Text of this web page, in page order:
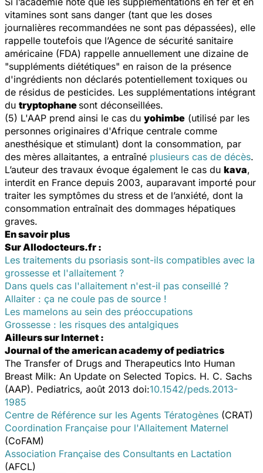
vitamines sont sans danger (tant que les doses
journalières recommandées ne sont pas dépassées), elle
rappelle toutefois que l’Agence de sécurité sanitaire
américaine (FDA) rappelle annuellement une dizaine de
"suppléments diététiques" en raison de la présence
d'ingrédients non déclarés potentiellement toxiques ou
de résidus de pesticides. Les supplémentations intégrant
du tryptophane sont déconseillées.
(5) L'AAP prend ainsi le cas du yohimbe (utilisé par les
personnes originaires d'Afrique centrale comme
anesthésique et stimulant) dont la consommation, par
des mères allaitantes, a entraîné plusieurs cas de décès.
L’auteur des travaux évoque également le cas du kava,
interdit en France depuis 2003, auparavant importé pour
traiter les symptômes du stress et de l’anxiété, dont la
consommation entraînait des dommages hépatiques
graves.
En savoir plus
Sur Allodocteurs.fr :
Les traitements du psoriasis sont-ils compatibles avec la
grossesse et l'allaitement ?
Dans quels cas l'allaitement n'est-il pas conseillé ?
Allaiter : ça ne coule pas de source !
Les mamelons au sein des préoccupations
Grossesse : les risques des antalgiques
Ailleurs sur Internet :
Journal of the american academy of pediatrics
The Transfer of Drugs and Therapeutics Into Human
Breast Milk: An Update on Selected Topics. H. C. Sachs
(AAP). Pediatrics, août 2013 doi:10.1542/peds.2013-
1985
Centre de Référence sur les Agents Tératogènes (CRAT)
Coordination Française pour l'Allaitement Maternel
(CoFAM)
Association Française des Consultants en Lactation
(AFCL)